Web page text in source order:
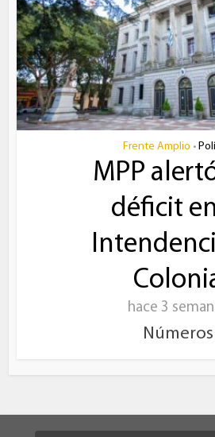
Frente Amplio •
MPP
déficit
hace 3
Números